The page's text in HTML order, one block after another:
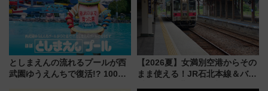
としまえんの流れるプールが西
武園ゆうえんちで復活!? 100周
【2026夏】女満別空港からその
まま使える！JR石北本線＆バス